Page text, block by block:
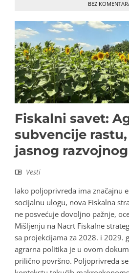
BEZ
Fiskalni savet:
subvencije
jasnog
Vesti
Iako poljoprivreda ima značajnu
socijalnu ulogu, nova Fiskalna
ne posvećuje dovoljno pažnje,
Mišljenju na Nacrt Fiskalne
sa projekcijama za 2028. i 2029.
agrarna politika je u ovom
prilično površno. Poljoprivreda